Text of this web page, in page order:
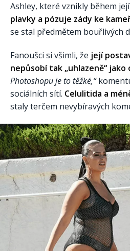
Ashley, které vznikly během
plavky a pózuje zády ke
se stal předmětem bouřlivých
Fanoušci si všimli, že její
nepůsobí tak „uhlazeně“ jako
Photoshopu je to těžké,“
sociálních sítí. Celulitida a
staly terčem nevybíravých